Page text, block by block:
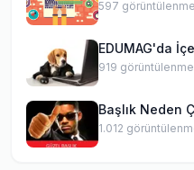
597 görüntülenme
EDUMAG'da
919 görüntülenme
Başlık Neden
1.012